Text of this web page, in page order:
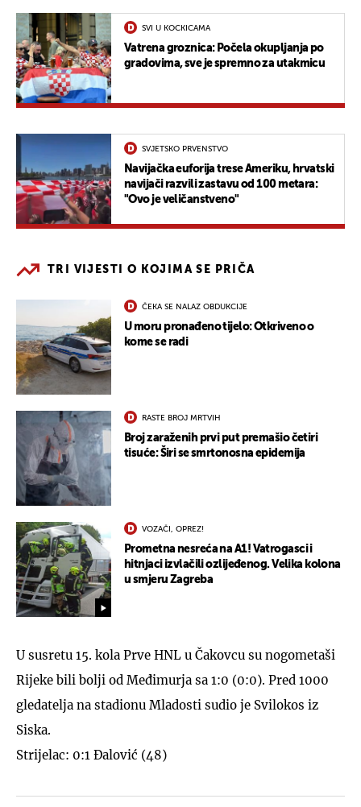
SVI U KOCKICAMA
Vatrena groznica: Počela okupljanja po
gradovima, sve je spremno za utakmicu
SVJETSKO PRVENSTVO
Navijačka euforija trese Ameriku, hrvatski
navijači razvili zastavu od 100 metara:
"Ovo je veličanstveno"
TRI VIJESTI O KOJIMA SE PRIČA
ČEKA SE NALAZ OBDUKCIJE
U moru pronađeno tijelo: Otkriveno o
kome se radi
RASTE BROJ MRTVIH
Broj zaraženih prvi put premašio četiri
tisuće: Širi se smrtonosna epidemija
VOZAČI, OPREZ!
Prometna nesreća na A1! Vatrogasci i
hitnjaci izvlačili ozlijeđenog. Velika kolona
u smjeru Zagreba
U susretu 15. kola Prve HNL u Čakovcu su nogometaši
Rijeke bili bolji od Međimurja sa 1:0 (0:0). Pred 1000
gledatelja na stadionu Mladosti sudio je Svilokos iz
Siska.
Strijelac: 0:1 Đalović (48)